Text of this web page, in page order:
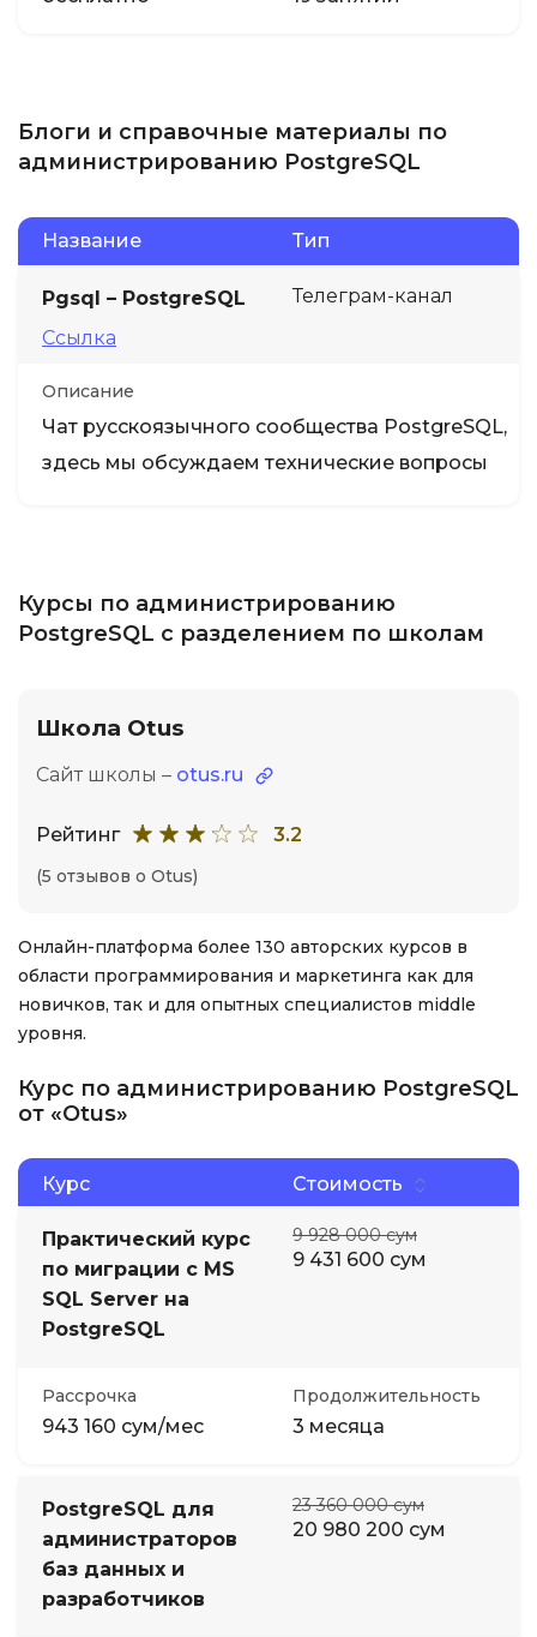
Блоги и справочные материалы по
администрированию PostgreSQL
Название Тип
Pgsql – PostgreSQL
Ссылка
Телеграм-канал
Описание
Чат русскоязычного сообщества PostgreSQL,
здесь мы обсуждаем технические вопросы
Курсы по администрированию
PostgreSQL с разделением по школам
Школа Otus
Сайт школы – otus.ru
Рейтинг 3.2
(5 отзывов о Otus)
Онлайн-платформа более 130 авторских курсов в
области программирования и маркетинга как для
новичков, так и для опытных специалистов middle
уровня.
Курс по администрированию PostgreSQL
от «Otus»
Курс Стоимость
Практический курс
по миграции с MS
SQL Server на
PostgreSQL
9 928 000 сум
9 431 600 сум
Рассрочка
943 160 сум/мес
Продолжительность
3 месяца
PostgreSQL для
администраторов
баз данных и
разработчиков
23 360 000 сум
20 980 200 сум